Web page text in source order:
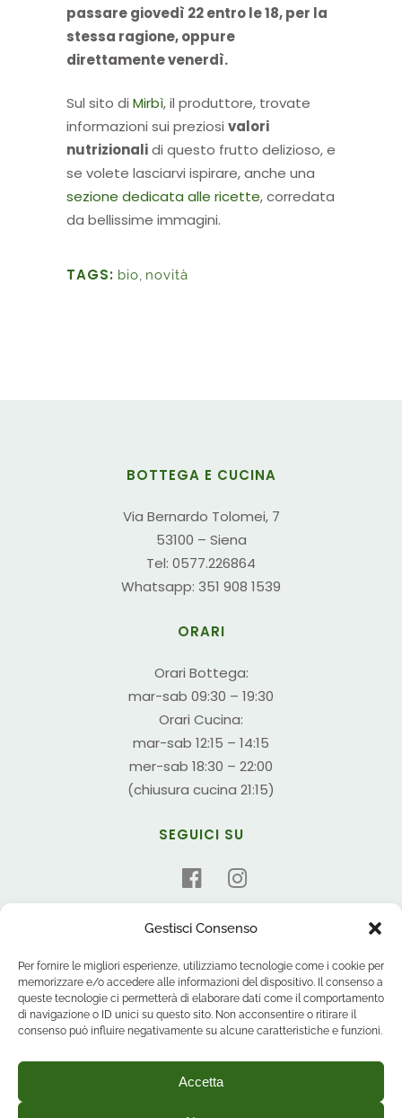
Gestisci Consenso
Per fornire le migliori esperienze, utilizziamo tecnologie come i cookie per
memorizzare e/o accedere alle informazioni del dispositivo. Il consenso a
queste tecnologie ci permetterà di elaborare dati come il comportamento
di navigazione o ID unici su questo sito. Non acconsentire o ritirare il
consenso può influire negativamente su alcune caratteristiche e funzioni.
Accetta
passare giovedì 22 entro le 18, per la
stessa ragione, oppure
direttamente venerdì.
Sul sito di Mirbì, il produttore, trovate
informazioni sui preziosi valori
nutrizionalidi questo frutto delizioso, e
se volete lasciarvi ispirare, anche una
sezione dedicata alle ricette, corredata
da bellissime immagini.
TAGS: bio, novità
BOTTEGA E CUCINA
Via Bernardo Tolomei, 7
53100 – Siena
Tel: 0577.226864
Whatsapp: 351 908 1539
ORARI
Orari Bottega:
mar-sab 09:30 – 19:30
Orari Cucina:
mar-sab 12:15 – 14:15
mer-sab 18:30 – 22:00
(chiusura cucina 21:15)
SEGUICI SU